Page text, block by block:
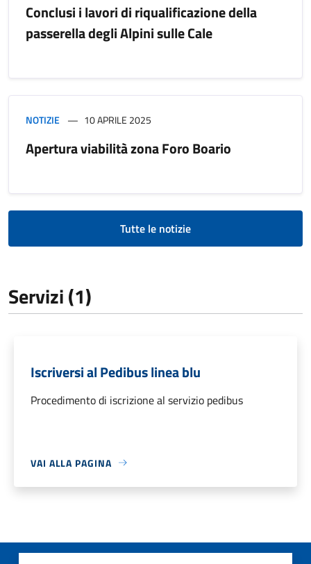
Conclusi i lavori di riqualificazione della
passerella degli Alpini sulle Cale
NOTIZIE 10 APRILE 2025
Apertura viabilità zona Foro Boario
Tutte le notizie
Servizi (1)
Iscriversi al Pedibus linea blu
Procedimento di iscrizione al servizio pedibus
VAI ALLA PAGINA